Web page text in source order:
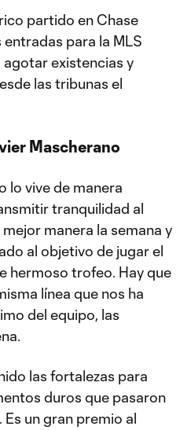
partido en Chase
para la MLS
agotar existencias y
las tribunas el
Mascherano
lo vive de manera
tranquilidad al
manera la semana y
al objetivo de jugar el
hermoso trofeo. Hay que
línea que nos ha
del equipo, las
las fortalezas para
duros que pasaron
un gran premio al